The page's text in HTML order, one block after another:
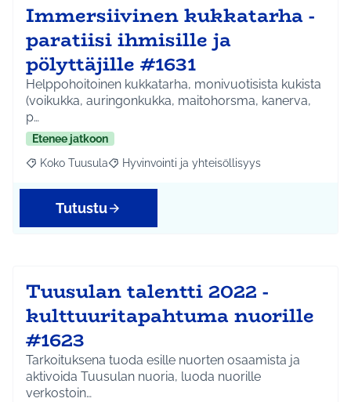
Immersiivinen kukkatarha -
paratiisi ihmisille ja
pölyttäjille #1631
Helppohoitoinen kukkatarha, monivuotisista kukista
(voikukka, auringonkukka, maitohorsma, kanerva,
p…
Etenee jatkoon
Rajaa tulokset aihepiirin mukaan: Koko Tuusula
Koko Tuusula Rajaa tulokset teeman mukaan: Hyvinvointi ja
Hyvinvointi ja yhteisöllisyys
Tutustu
Tuusulan talentti 2022 -
kulttuuritapahtuma nuorille
#1623
Tarkoituksena tuoda esille nuorten osaamista ja
aktivoida Tuusulan nuoria, luoda nuorille
verkostoin…